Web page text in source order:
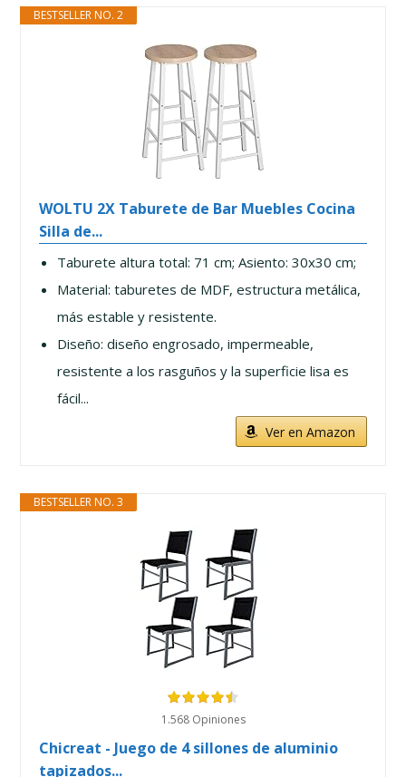
BESTSELLER NO. 2
WOLTU 2X Taburete de Bar Muebles Cocina
Silla de...
Taburete altura total: 71 cm; Asiento: 30x30 cm;
Material: taburetes de MDF, estructura metálica,
más estable y resistente.
Diseño: diseño engrosado, impermeable,
resistente a los rasguños y la superficie lisa es
fácil...
Ver en Amazon
BESTSELLER NO. 3
1.568 Opiniones
Chicreat - Juego de 4 sillones de aluminio
tapizados...